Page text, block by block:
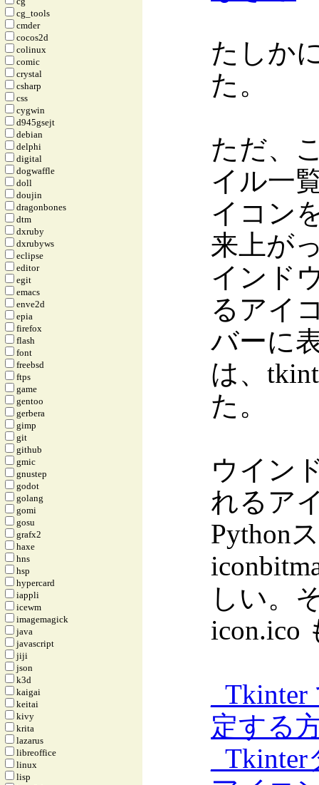
たしか
た。
ただ、
イル一
イコン
来上が
インド
るアイ
バーに
は、
た。
ウイン
れるア
Python
しい。
icon.ico
Tkinter
定する
Tkinter
cg_tools
cmder
cocos2d
colinux
comic
crystal
csharp
css
cygwin
d945gsejt
debian
delphi
digital
dogwaffle
doll
doujin
dragonbones
dtm
dxruby
dxrubyws
eclipse
editor
egit
emacs
enve2d
epia
firefox
flash
font
freebsd
ftps
game
gentoo
gerbera
gimp
git
github
gmic
gnustep
godot
golang
gomi
gosu
grafx2
haxe
hns
hsp
hypercard
iappli
icewm
imagemagick
java
javascript
jiji
json
k3d
kaigai
keitai
kivy
krita
lazarus
libreoffice
linux
lisp